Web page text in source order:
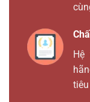
Hệ